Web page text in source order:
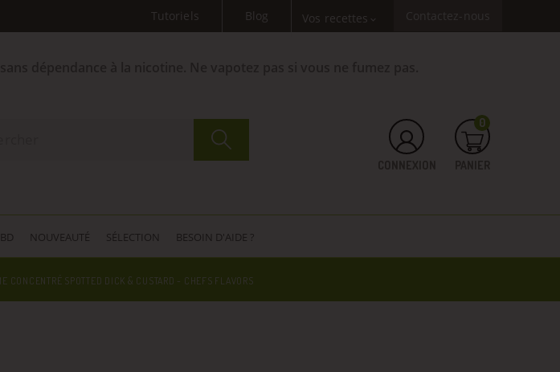
Tutoriels Blog Vos recettes expand_more Contactez-nous
0
NOUVEAUTÉ SÉLECTION BESOIN D'AIDE ?
CONCENTRÉ SPOTTED DICK & CUSTARD - CHEFS FLAVORS